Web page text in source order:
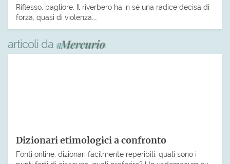
Riflesso, bagliore. Il riverbero ha in sé una radice decisa di
forza, quasi di violenza.…
articoli da
Dizionari etimologici a confronto
Fonti online, dizionari facilmente reperibili: quali sono i